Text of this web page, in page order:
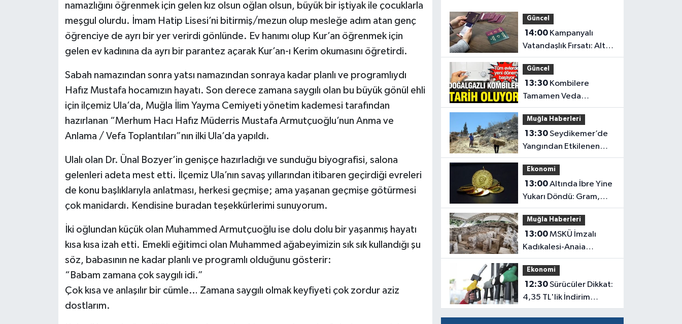
namazlığını öğrenmek için gelen kız olsun oğlan olsun, büyük bir iştiyak ile çocuklarla
meşgul olurdu. İmam Hatip Lisesi’ni bitirmiş/mezun olup mesleğe adım atan genç
öğrenciye de ayrı bir yer verirdi gönlünde. Ev hanımı olup Kur’an öğrenmek için
gelen ev kadınına da ayrı bir parantez açarak Kur’an-ı Kerim okumasını öğretirdi.
Sabah namazından sonra yatsı namazından sonraya kadar planlı ve programlıydı
Hafız Mustafa hocamızın hayatı. Son derece zamana saygılı olan bu büyük gönül ehli
için ilçemiz Ula’da, Muğla İlim Yayma Cemiyeti yönetim kademesi tarafından
hazırlanan “Merhum Hacı Hafız Müderris Mustafa Armutçuoğlu’nun Anma ve
Anlama / Vefa Toplantıları”nın ilki Ula’da yapıldı.
Ulalı olan Dr. Ünal Bozyer’in genişçe hazırladığı ve sunduğu biyografisi, salona
gelenleri adeta mest etti. İlçemiz Ula’nın savaş yıllarından itibaren geçirdiği evreleri
de konu başlıklarıyla anlatması, herkesi geçmişe; ama yaşanan geçmişe götürmesi
çok manidardı. Kendisine buradan teşekkürlerimi sunuyorum.
İki oğlundan küçük olan Muhammed Armutçuoğlu ise dolu dolu bir yaşanmış hayatı
kısa kısa izah etti. Emekli eğitimci olan Muhammed ağabeyimizin sık sık kullandığı şu
söz, babasının ne kadar planlı ve programlı olduğunu gösterir:
“Babam zamana çok saygılı idi.”
Çok kısa ve anlaşılır bir cümle… Zamana saygılı olmak keyfiyeti çok zordur aziz
dostlarım.
Güncel
14:00Kampanyalı
Vatandaşlık Fırsatı: Altın
Pasaport Hangi Ülkede,
Ücreti Ne Kadar?
Güncel
13:30Kombilere
Tamamen Veda
Ediyoruz! İşte Binalarda
Başlayacak Yeni Isınma
Dönemi
Muğla Haberleri
13:30Seydikemer’de
Yangından Etkilenen
Üreticilere Büyükşehir
Desteği
Ekonomi
13:00Altında İbre Yine
Yukarı Döndü: Gram,
Çeyrek ve Ata Altın Kaç
Lira Oldu?
Muğla Haberleri
13:00MSKÜ İmzalı
Kadıkalesi-Anaia
UNESCO Geçici
Listesi’ne Girdi
Ekonomi
12:30Sürücüler Dikkat:
4,35 TL'lik İndirim
ÖTV'ye Gitti, Cumartesi